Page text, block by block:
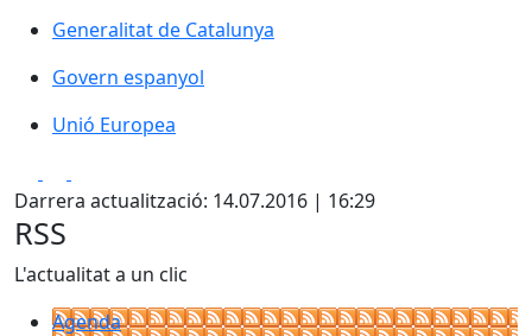
Generalitat de Catalunya
Generalitat de Catalunya
Govern espanyol
Govern espanyol
Unió Europea
Unió Europea
Darrera actualització: 14.07.2016 | 16:29
RSS
L'actualitat a un clic
Agenda